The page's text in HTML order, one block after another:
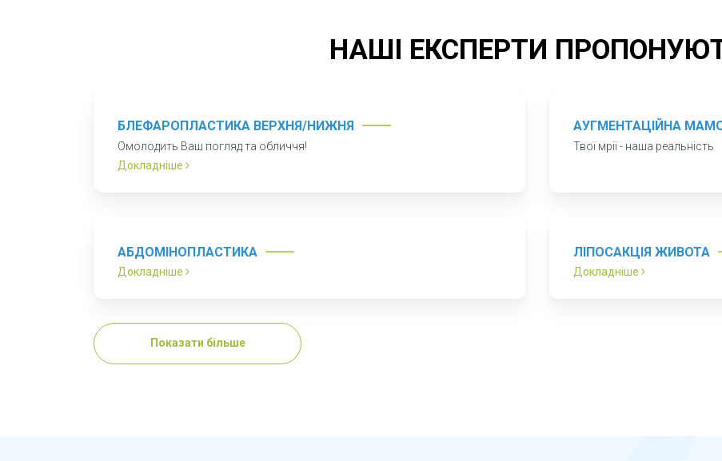
НАШІ ЕКСПЕРТИ
БЛЕФАРОПЛАСТИКА ВЕРХНЯ/НИЖНЯ
Омолодить Ваш погляд та обличчя!
Докладніше
АУГМЕНТАЦІЙНА
Твої мрії - наша реальність
АБДОМІНОПЛАСТИКА
Докладніше
ЛІПОСАКЦІЯ ЖИВОТА
Докладніше
Показати більше